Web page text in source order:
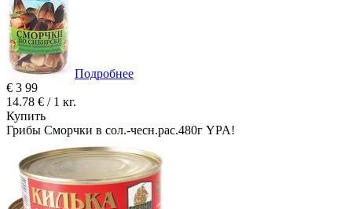
Подробнее
€ 3 99
14.78 € / 1 кг.
Купить
Грибы Сморчки в сол.-чесн.рас.480г YPA!